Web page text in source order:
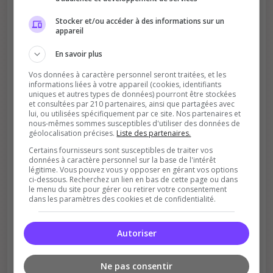
Améliore le classement
Votre vote aide le serveur à monter dans le
Soutient la communauté
Plus de visibilité = plus de joueurs
Stocker et/ou accéder à des informations sur un
appareil
En savoir plus
Vos données à caractère personnel seront traitées, et les
informations liées à votre appareil (cookies, identifiants
uniques et autres types de données) pourront être stockées
et consultées par 210 partenaires, ainsi que partagées avec
lui, ou utilisées spécifiquement par ce site. Nos partenaires et
nous-mêmes sommes susceptibles d'utiliser des données de
géolocalisation précises. Liste des partenaires.
Certains fournisseurs sont susceptibles de traiter vos
données à caractère personnel sur la base de l'intérêt
légitime. Vous pouvez vous y opposer en gérant vos options
ci-dessous. Recherchez un lien en bas de cette page ou dans
le menu du site pour gérer ou retirer votre consentement
dans les paramètres des cookies et de confidentialité.
Autoriser
Ne pas consentir